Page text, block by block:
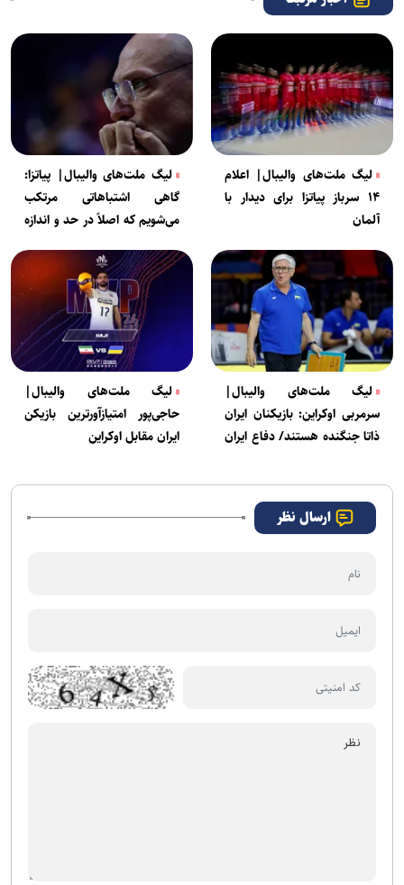
لیگ ملت‌های والیبال| اعلام
۱۴ سرباز پیاتزا برای دیدار با
آلمان
لیگ ملت‌های والیبال| پیاتزا:
گاهی اشتباهاتی مرتکب
می‌شویم که اصلاً در حد و اندازه
لیگ ملت‌های والیبال|
سرمربی اوکراین: بازیکنان ایران
ذاتا جنگنده هستند/ دفاع ایران
لیگ ملت‌های والیبال|
حاجی‌پور امتیازآورترین بازیکن
ایران مقابل اوکراین
ارسال نظر